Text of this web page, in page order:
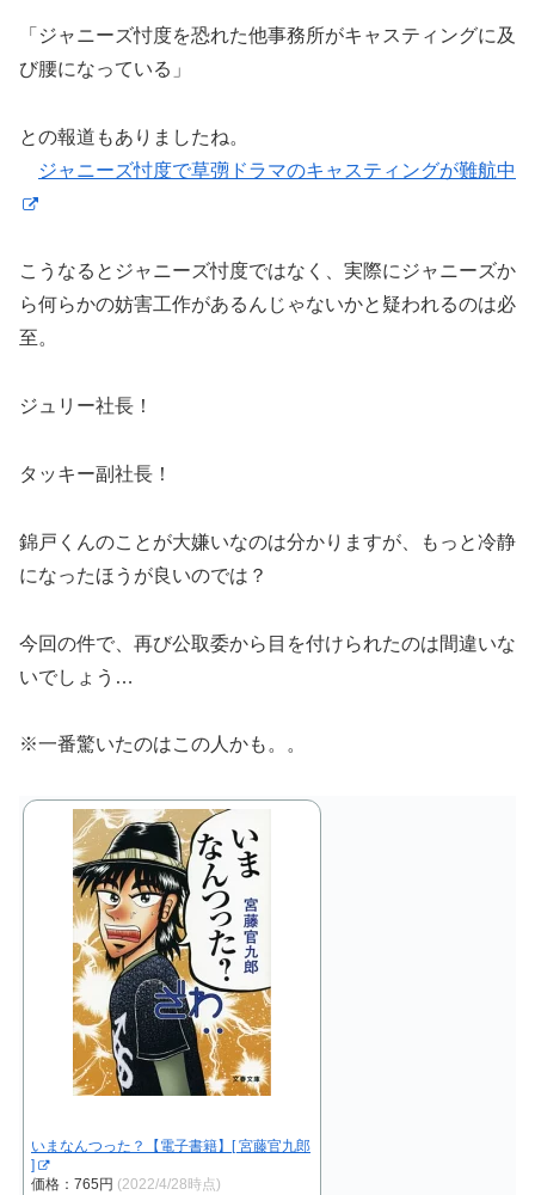
「ジャニーズ忖度を恐れた他事務所がキャスティングに及
び腰になっている」
との報道もありましたね。
ジャニーズ忖度で草彅ドラマのキャスティングが難航中
こうなるとジャニーズ忖度ではなく、実際にジャニーズか
ら何らかの妨害工作があるんじゃないかと疑われるのは必
至。
ジュリー社長！
タッキー副社長！
錦戸くんのことが大嫌いなのは分かりますが、もっと冷静
になったほうが良いのでは？
今回の件で、再び公取委から目を付けられたのは間違いな
いでしょう…
※一番驚いたのはこの人かも。。
いまなんつった？【電子書籍】[ 宮藤官九郎
]
価格：765円 (2022/4/28時点)